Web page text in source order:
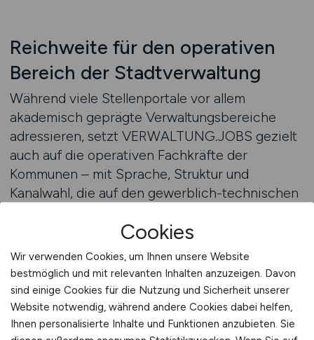
Reichweite für den operativen
Bereich der Stadtverwaltung
Während viele Stellenportale vor allem
akademisch geprägte Verwaltungsbereiche
adressieren, setzt VERWALTUNG.JOBS gezielt
auch auf die operativen Fachkräfte der
Kommunen – mit Sprache, Struktur und
Kanalwahl, die auf den gewerblich-technischen
Bauhof Kommune“, „Stellenangebot Bauunterhalt
öffentlicher Dienst“ oder „Fachkraft
Winterdienst Bauamt“ sorgen für Sichtbarkeit
bei den richtigen Personen. Die Plattform bietet
ein professionelles Umfeld, das Respekt für
handwerkliche Kompetenz ausdrückt – und Ihre
Cookies
Wir verwenden Cookies, um Ihnen unsere Website
bestmöglich und mit relevanten Inhalten anzuzeigen. Davon
sind einige Cookies für die Nutzung und Sicherheit unserer
Website notwendig, während andere Cookies dabei helfen,
Ihnen personalisierte Inhalte und Funktionen anzubieten. Sie